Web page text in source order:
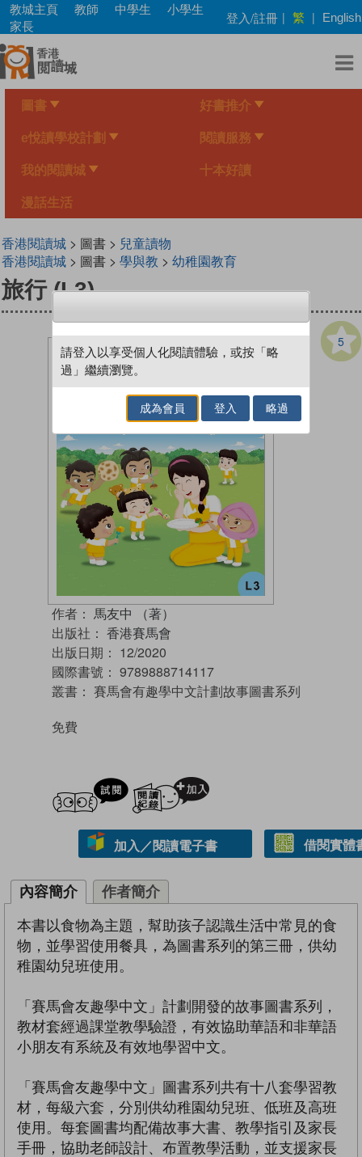
Skip
main
content
教城主頁 教師 中學生
小學生
家長
登入/註冊 | 繁 | English
圖書 好書推介
e悅讀學校計劃 閱讀服務
我的閱讀城 十本好讀
漫話生活
香港閱讀城> 圖書 > 兒童讀物
香港閱讀城> 圖書 > 學與教 > 幼稚園教育
旅行 (L3)
5
作者： 馬友中 （著）
出版社： 香港賽馬會
出版日期： 12/2020
國際書號： 9789888714117
叢書： 賽馬會有趣學中文計劃故事圖書系列
免費
試閲
加入／閱讀電子書 借閱實體
內容簡介 作者簡介
本書以食物為主題，幫助孩子認識生活中常見的食
物，並學習使用餐具，為圖書系列的第三冊，供幼
稚園幼兒班使用。
「賽馬會友趣學中文」計劃開發的故事圖書系列，
教材套經過課堂教學驗證，有效協助華語和非華語
小朋友有系統及有效地學習中文。
「賽馬會友趣學中文」圖書系列共有十八套學習教
材，每級六套，分別供幼稚園幼兒班、低班及高班
使用。每套圖書均配備故事大書、教學指引及家長
手冊，協助老師設計、布置教學活動，並支援家長
請登入以享受個人化閱讀體驗，或按「略
過」繼續瀏覽。
成為會員 登入 略過